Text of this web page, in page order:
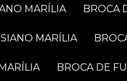
MARÍLIA
MARÍLIA
BROCA DE